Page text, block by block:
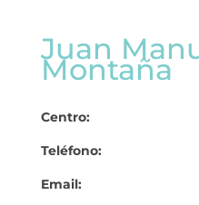
Juan
Montaña
Centro:
Teléfono:
Email: